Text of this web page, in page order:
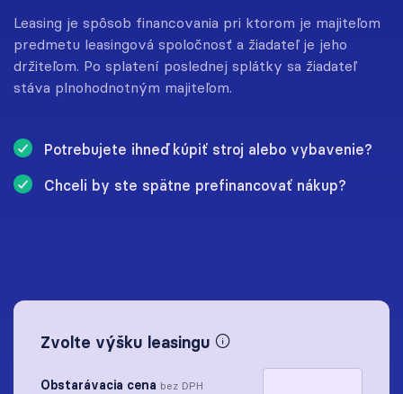
Leasing je spôsob financovania pri ktorom je majiteľom
predmetu leasingová spoločnosť a žiadateľ je jeho
držiteľom. Po splatení poslednej splátky sa žiadateľ
stáva plnohodnotným majiteľom.
Potrebujete ihneď kúpiť stroj alebo vybavenie?
Chceli by ste spätne prefinancovať nákup?
Zvolte výšku leasingu
Obstarávacia cena bez DPH